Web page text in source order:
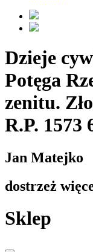
Dzieje
Potęga
zenitu.
R.P. 1573
Jan Matejko
dostrzeż
Sklep